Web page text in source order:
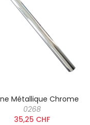
Métallique Chrome
0268
35,25 CHF